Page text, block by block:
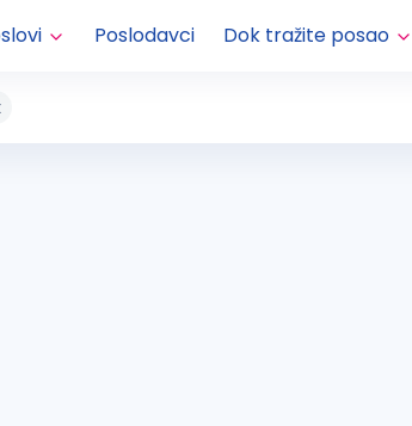
Poslodavci Dok tražite posao